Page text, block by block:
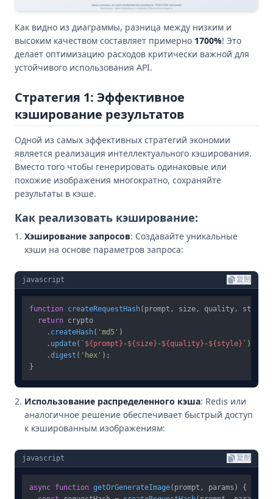
Как видно из диаграммы, разница между низким и
высоким качеством составляет примерно 1700%! Это
делает оптимизацию расходов критически важной для
устойчивого использования API.
Стратегия 1: Эффективное
кэширование результатов
Одной из самых эффективных стратегий экономии
является реализация интеллектуального кэширования.
Вместо того чтобы генерировать одинаковые или
похожие изображения многократно, сохраняйте
результаты в кэше.
Как реализовать кэширование:
Хэширование запросов: Создавайте уникальные
хэши на основе параметров запроса:
javascript 复制
function createRequestHash( prompt, size, quality, style
return crypto
    .
createHash( 'md5' )
    .
update( ` ${prompt} - ${size} - ${quality} - ${style} ` )
    .
digest ( 'hex' );
Использование распределенного кэша: Redis или
аналогичное решение обеспечивает быстрый доступ
к кэшированным изображениям:
javascript 复制
async function getOrGenerateImage( prompt, params ) {